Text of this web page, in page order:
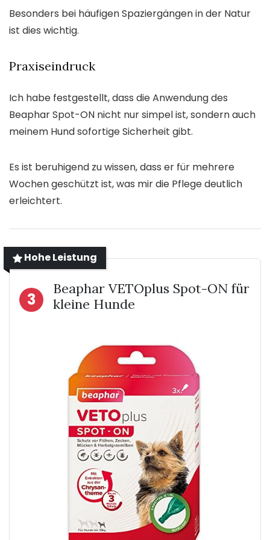
Besonders bei häufigen Spaziergängen in der Natur
ist dies wichtig.
Praxiseindruck
Ich habe festgestellt, dass die Anwendung des
Beaphar Spot-ON nicht nur simpel ist, sondern auch
meinem Hund sofortige Sicherheit gibt.
Es ist beruhigend zu wissen, dass er für mehrere
Wochen geschützt ist, was mir die Pflege deutlich
erleichtert.
Hohe Leistung
3
Beaphar VETOplus Spot-ON für
kleine Hunde